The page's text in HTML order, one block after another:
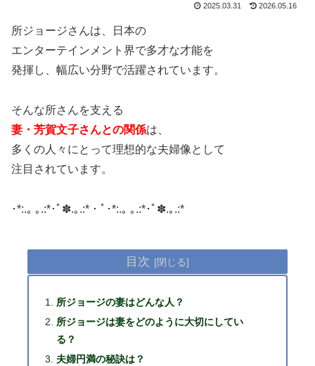
2025.03.31 2026.05.16
所ジョージさんは、日本の
エンターテインメント界で多才な才能を
発揮し、幅広い分野で活躍されています。
そんな所さんを支える
妻・芳賀文子さんとの関係は、
多くの人々にとって理想的な夫婦像として
注目されています。
･*:.｡ ｡.:*･ﾟ✽.｡.:*・ﾟ･*:.｡ ｡.:*･ﾟ✽.｡.:*
目次
所ジョージの妻はどんな人？
所ジョージは妻をどのように大切にしてい
る？
夫婦円満の秘訣は？